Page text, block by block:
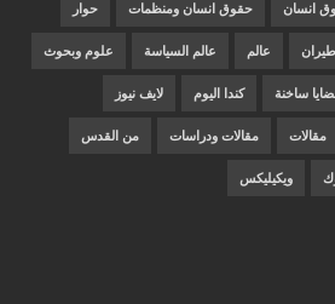
انسان حقوق انسان ومنظمات حوار
عالم عالم السياسة علوم وبحوث
ساخنة كندا اليوم لايف نيوز
مقالات مقالات ودراسات من القدس
ويكيليكس